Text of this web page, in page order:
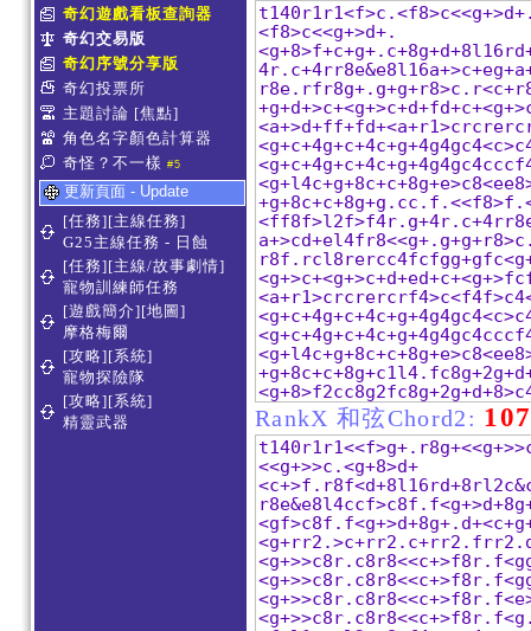
奇幻遊戲看板查詢器
奇幻交易版
奇幻序號分享版
奇幻投票所
主題討論 [焦點]
角色名字顏色計算器
奇怪？不一樣 #5
更新頁面 - Update
[任務][主線任務]
G25主線任務 - 日蝕
[任務][主線/故事劇情]
寵物訓練師任務
[遊戲簡介][地圖]
摩格梅爾
[攻略][系統]
寵物探險隊
[攻略][系統]
精靈武器
RankX 和弦Chord2: